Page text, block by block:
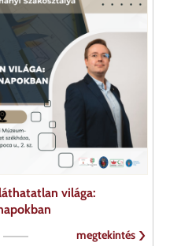
világa:
megtekintés